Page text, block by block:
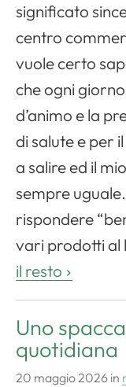
significato
centro
vuole certo
che ogni
d’animo e la
di salute e per
a salire ed il
sempre
rispondere
vari prodotti al
il resto
Uno
quotidiana
20 maggio 2026 in